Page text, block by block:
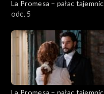
La Promesa – pałac tajemnic
odc. 5
La Promesa – pałac tajemnic